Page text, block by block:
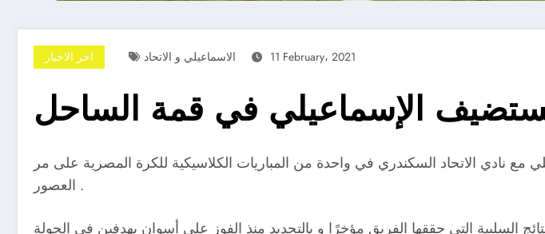
اخر الاخبار الاسماعيلي و الاتحاد 11 February، 2021
يستضيف الإسماعيلي في قمة الساحل
مع نادي الاتحاد السكندري في واحدة من المباريات الكلاسيكية للكرة المصرية على مر
العصور .
التي حققها الفريق مؤخرًا و بالتحديد منذ الفوز على أسوان بهدفين في الجولة